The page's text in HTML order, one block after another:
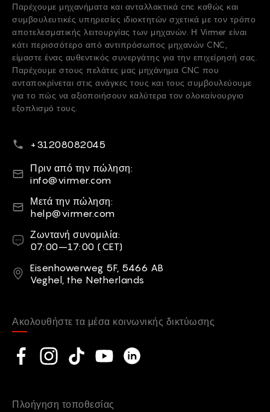
Παρέχουμε μηχανήματα και ανταλλακτικά cnc καθώς και
συμβουλευτικές υπηρεσίες ιδιοκτητών σχετικά με τον τρόπο
αποτελεσματικής λειτουργίας των μηχανών. Η Virmer είναι
κάτι περισσότερο από αντιπρόσωπος μηχανών CNC,
είμαστε ένας αυθεντικός συνεργάτης για την επιχείρησή σας.
Παρέχουμε στους πελάτες μας μηχάνημα CNC που
ανταποκρίνεται στις ανάγκες τους και τους συμβουλεύουμε
για το πώς να αξιοποιήσουν καλύτερα τον ολοκαίνουργιο
εξοπλισμό τους.
Τηλεφωνικό νούμερο
+31208082045
Ηλεκτρονικό ταχυδρομείο
Πριν από την πώληση:
info@virmer.com
Ηλεκτρονικό ταχυδρομείο
Μετά την πώληση:
help@virmer.com
Ζωντανή συνομιλία
Ζωντανή συνομιλία:
07:00–17:00 (CET)
Διεύθυνση
Eisenhowerweg 5F, 5466 AB
Veghel, the Netherlands
Ακολουθήστε τα μέσα κοινωνικής δικτύωσης
Social network
Facebook
Instagram
TikTokYouTubeLinkedin
Πλοήγηση τοποθεσίας